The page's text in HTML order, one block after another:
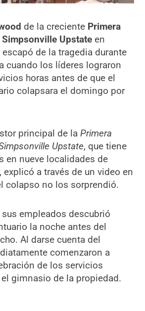
de la creciente Primera
Upstate en
escapó de la tragedia durante
cuando los líderes lograron
horas antes de que el
colapsara el domingo por
principal de laPrimera
Upstate, que tiene
en nueve localidades de
explicó a través de un video en
colapso no los sorprendió.
empleados descubrió
la noche antes del
Al darse cuenta del
comenzaron a
de los servicios
gimnasio de la propiedad.